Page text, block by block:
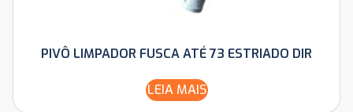
PIVÔ LIMPADOR FUSCA ATÉ 73 ESTRIADO DIR
LEIA MAIS